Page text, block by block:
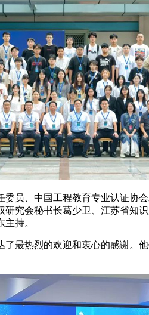
员、中国工程教育专业认证协
究会秘书长葛少卫、江苏省知
持。
最热烈的欢迎和衷心的感谢。